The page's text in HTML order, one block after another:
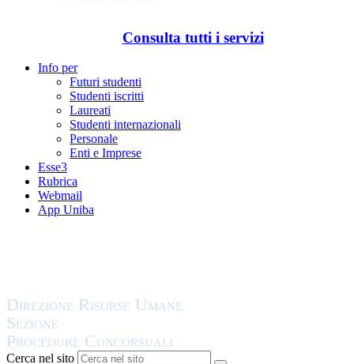
Consulta tutti i servizi
Info per
Futuri studenti
Studenti iscritti
Laureati
Studenti internazionali
Personale
Enti e Imprese
Esse3
Rubrica
Webmail
App Uniba
Cerca nel sito